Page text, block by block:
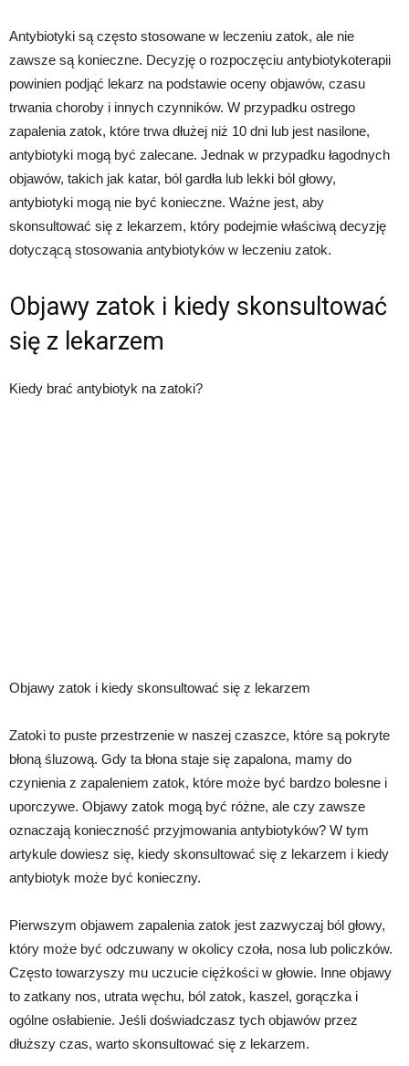
Antybiotyki są często stosowane w leczeniu zatok, ale nie
zawsze są konieczne. Decyzję o rozpoczęciu antybiotykoterapii
powinien podjąć lekarz na podstawie oceny objawów, czasu
trwania choroby i innych czynników. W przypadku ostrego
zapalenia zatok, które trwa dłużej niż 10 dni lub jest nasilone,
antybiotyki mogą być zalecane. Jednak w przypadku łagodnych
objawów, takich jak katar, ból gardła lub lekki ból głowy,
antybiotyki mogą nie być konieczne. Ważne jest, aby
skonsultować się z lekarzem, który podejmie właściwą decyzję
dotyczącą stosowania antybiotyków w leczeniu zatok.
Objawy zatok i kiedy skonsultować
się z lekarzem
Kiedy brać antybiotyk na zatoki?
Objawy zatok i kiedy skonsultować się z lekarzem
Zatoki to puste przestrzenie w naszej czaszce, które są pokryte
błoną śluzową. Gdy ta błona staje się zapalona, mamy do
czynienia z zapaleniem zatok, które może być bardzo bolesne i
uporczywe. Objawy zatok mogą być różne, ale czy zawsze
oznaczają konieczność przyjmowania antybiotyków? W tym
artykule dowiesz się, kiedy skonsultować się z lekarzem i kiedy
antybiotyk może być konieczny.
Pierwszym objawem zapalenia zatok jest zazwyczaj ból głowy,
który może być odczuwany w okolicy czoła, nosa lub policzków.
Często towarzyszy mu uczucie ciężkości w głowie. Inne objawy
to zatkany nos, utrata węchu, ból zatok, kaszel, gorączka i
ogólne osłabienie. Jeśli doświadczasz tych objawów przez
dłuższy czas, warto skonsultować się z lekarzem.